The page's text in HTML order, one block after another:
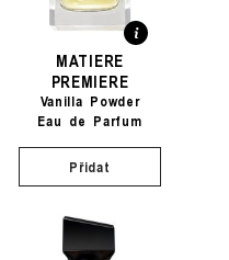
MATIERE
PREMIERE
Vanilla Powder
Eau de Parfum
Přidat